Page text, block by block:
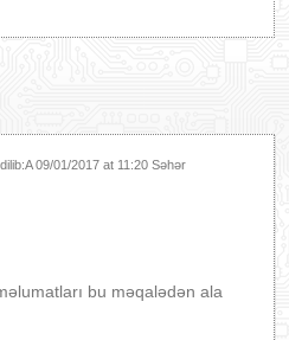
09/01/2017 at 11:20 Səhər
bu məqalədən ala